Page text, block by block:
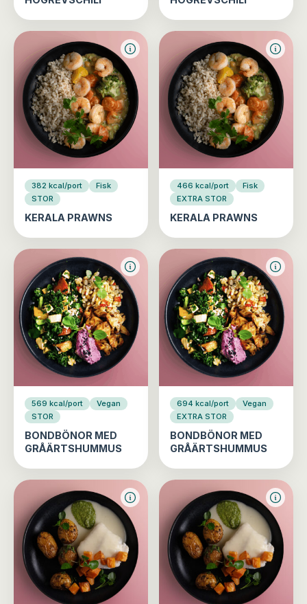
382 kcal/port
Fisk
STOR
KERALA PRAWNS
466 kcal/port
Fisk
EXTRA STOR
KERALA PRAWNS
569 kcal/port
Vegan
STOR
BONDBÖNOR MED
GRÅÄRTSHUMMUS
694 kcal/port
Vegan
EXTRA STOR
BONDBÖNOR MED
GRÅÄRTSHUMMUS